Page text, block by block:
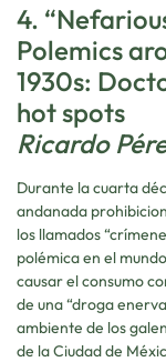
4.
Polemics
1930s:
hot spots
Ricardo
Durante la cuarta
andanada
los llamados
polémica en el
causar el consumo
de una “droga
ambiente de los
de la Ciudad de